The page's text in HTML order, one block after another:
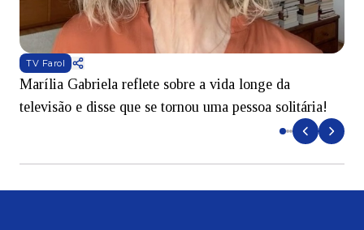
TV Farol
Marília Gabriela reflete sobre a vida longe da
televisão e disse que se tornou uma pessoa solitária!